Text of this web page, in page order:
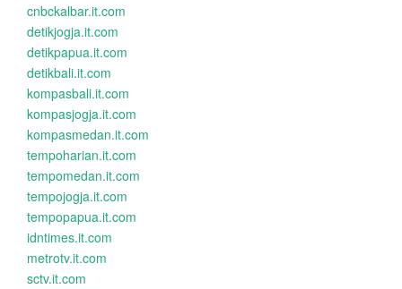
cnbckalbar.it.com
detikjogja.it.com
detikpapua.it.com
detikbali.it.com
kompasbali.it.com
kompasjogja.it.com
kompasmedan.it.com
tempoharian.it.com
tempomedan.it.com
tempojogja.it.com
tempopapua.it.com
idntimes.it.com
metrotv.it.com
sctv.it.com